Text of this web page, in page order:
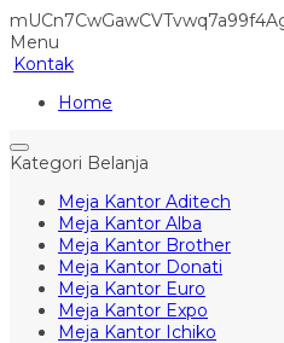
Menu
Kontak
Home
Kategori Belanja
Meja Kantor Aditech
Meja Kantor Alba
Meja Kantor Brother
Meja Kantor Donati
Meja Kantor Euro
Meja Kantor Expo
Meja Kantor Ichiko